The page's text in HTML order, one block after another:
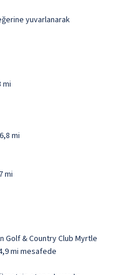
yuvarlanarak
mi
mi
mi
Golf & Country Club Myrtle
mi mesafede